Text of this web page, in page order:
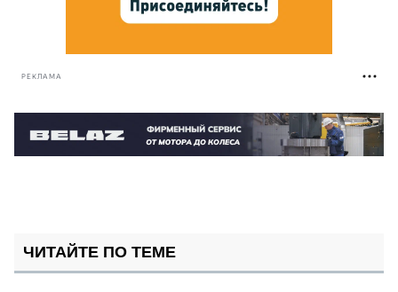
РЕКЛАМА
ЧИТАЙТЕ ПО ТЕМЕ